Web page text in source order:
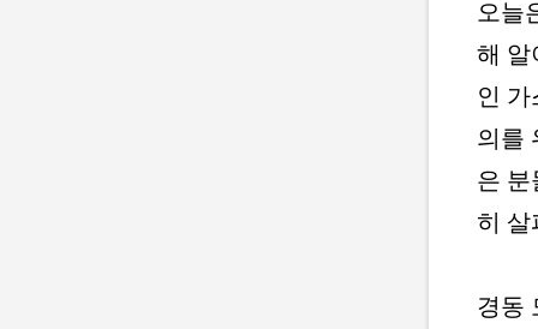
오늘
해 알
인
의를
은
히
경동